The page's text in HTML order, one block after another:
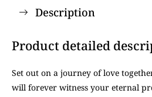
Description
Product detailed
Set out on a journey of love
will forever witness your eternal